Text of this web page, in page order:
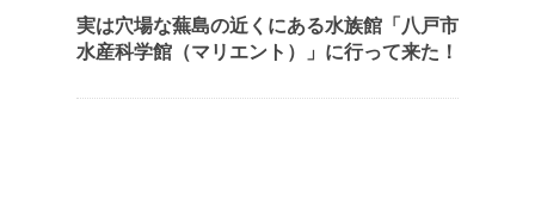
実は穴場な蕪島の近くにある水族館「八戸市
水産科学館（マリエント）」に行って来た！